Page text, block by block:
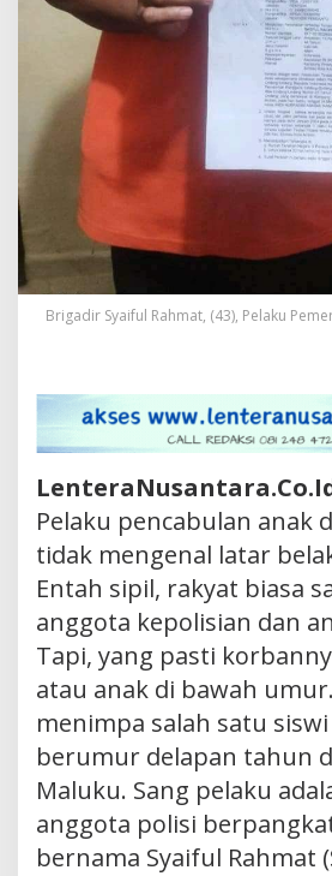
Brigadir Syaiful Rahmat, (43), Pelaku
Pelaku pencabulan anak
tidak mengenal latar
Entah sipil, rakyat biasa
anggota kepolisian dan
Tapi, yang pasti
atau anak di bawah
menimpa salah satu
berumur delapan tahun
Maluku. Sang pelaku
anggota polisi
bernama Syaiful Rahmat